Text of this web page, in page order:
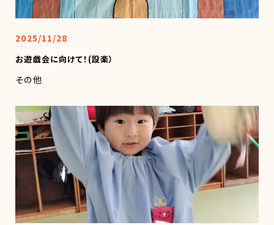
2025/11/28
お遊戯会に向けて！(設楽）
その他